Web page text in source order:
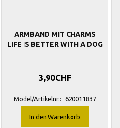
ARMBAND MIT CHARMS
LIFE IS BETTER WITH A DOG
3,90CHF
Model/Artikelnr.: 620011837
In den Warenkorb